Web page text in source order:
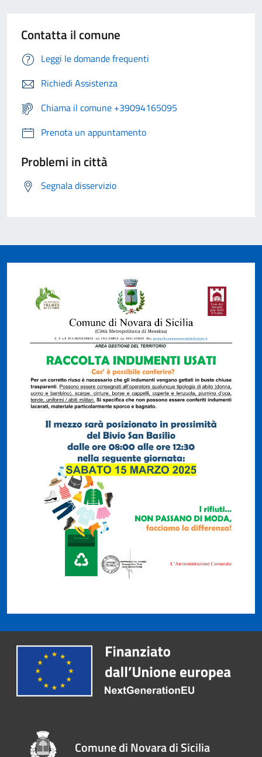
Contatta il comune
Leggi le domande frequenti
Richiedi Assistenza
Chiama il comune +39094165095
Prenota un appuntamento
Problemi in città
Segnala disservizio
Comune di Novara di Sicilia